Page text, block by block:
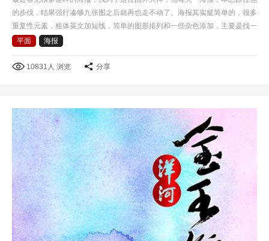
的步伐，结果强行凑够九张图之后就再也走不动了。海报其实挺简单的，很多
重复性元素，粗体英文加短线，简单的图形排列和一些杂色添加，主要是找一
些好的色彩感觉吧!
平面 海报
10831人 浏览 分享